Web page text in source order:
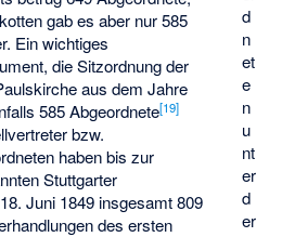
d
n
et
e
n
u
nt
er
d
er
gab es aber nur 585
Ein wichtiges
die Sitzordnung der
aus dem Jahre
585 Abgeordnete[19]
bzw.
haben bis zur
Stuttgarter
Juni 1849 insgesamt 809
des ersten